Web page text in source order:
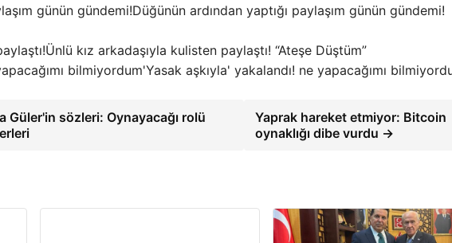
Düğünün ardından yaptığı paylaşım günün gündemi!
Ünlü kız arkadaşıyla kulisten paylaştı! “Ateşe Düştüm”
'Yasak aşkıyla' yakalandı! ne yapacağımı
sözleri: Oynayacağı rolü
Yaprak hareket etmiyor: Bitcoin
oynaklığı dibe vurdu →